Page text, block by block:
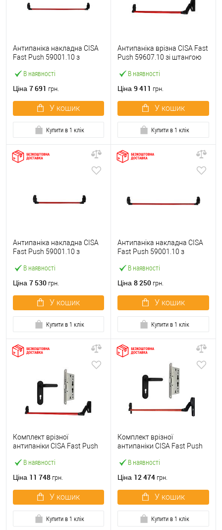
В наявності
Антипаніка накладна CISA
Fast Push 59001.10 з
мм червона
Ціна 7 691 грн.
У кошик
Купити в 1 клік
В наявності
Антипаніка врізна CISA Fast
Push 59607.10 зі штангою
Ціна 9 411 грн.
У кошик
Купити в 1 клік
В наявності
Антипаніка накладна CISA
Fast Push 59001.10 з
червона
Ціна 7 530 грн.
У кошик
Купити в 1 клік
В наявності
Антипаніка накладна CISA
Fast Push 59001.10 з
мм червона
Ціна 8 250 грн.
У кошик
Купити в 1 клік
В наявності
Комплект врізної
антипаніки CISA Fast Push
із замком та ручкою
Ціна 11 748 грн.
У кошик
Купити в 1 клік
В наявності
Комплект врізної
антипаніки CISA Fast Push
червоний із замком та
Ціна 12 474 грн.
У кошик
Купити в 1 клік